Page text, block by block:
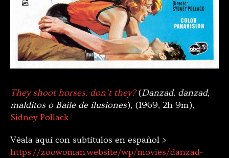
They shoot horses, don’t they? (Danzad, danzad,
malditos o Baile de ilusiones), (1969, 2h 9m),
Sidney Pollack
Véala aquí con subtítulos en español >
https://zoowoman.website/wp/movies/danzad-